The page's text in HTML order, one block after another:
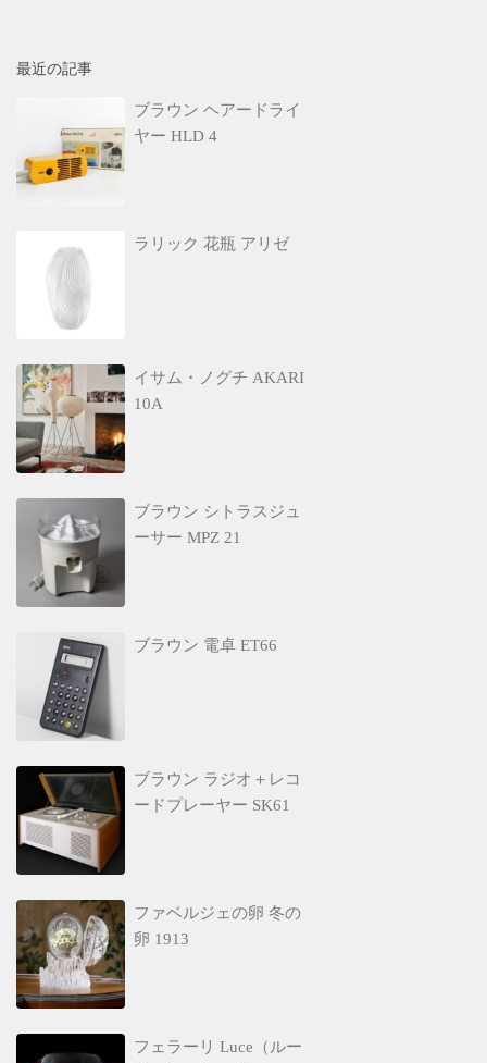
最近の記事
ブラウン ヘアードライ
ヤー HLD 4
ラリック 花瓶 アリゼ
イサム・ノグチ AKARI
10A
ブラウン シトラスジュ
ーサー MPZ 21
ブラウン 電卓 ET66
ブラウン ラジオ＋レコ
ードプレーヤー SK61
ファベルジェの卵 冬の
卵 1913
フェラーリ Luce（ルー